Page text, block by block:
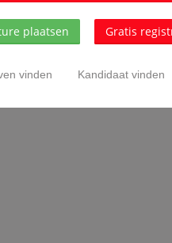
vinden Kandidaat vinden
plaatsen Gratis